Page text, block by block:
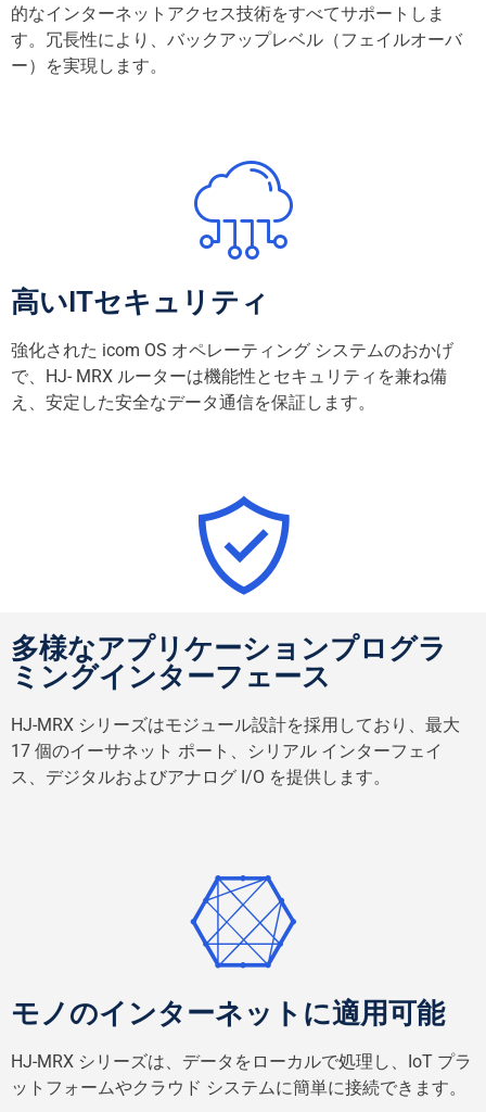
的なインターネットアクセス技術をすべてサポートしま
す。冗長性により、バックアップレベル（フェイルオーバ
ー）を実現します。
高いITセキュリティ
強化された icom OS オペレーティング システムのおかげ
で 、HJ- MRX ルーターは機能性とセキュリティを兼ね備
え、安定した安全なデータ通信を保証します。
多様なアプリケーションプログラ
ミングインターフェース
HJ-MRX シリーズはモジュール設計を採用しており、最大
17 個のイーサネット ポート、シリアル インターフェイ
ス、デジタルおよびアナログ I/O を提供します。
モノのインターネットに適用可能
HJ-MRX シリーズは、データをローカルで処理し、IoT プラ
ットフォームやクラウド システムに簡単に接続できます。